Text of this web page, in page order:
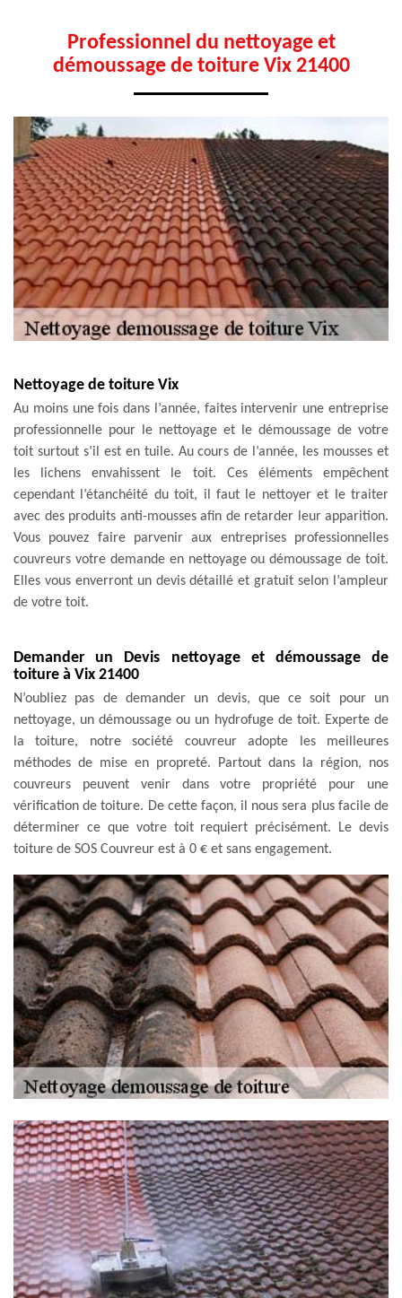
Professionnel du nettoyage et
démoussage de toiture Vix 21400
Nettoyage de toiture Vix
Au moins une fois dans l’année, faites intervenir une entreprise
professionnelle pour le nettoyage et le démoussage de votre
toit surtout s’il est en tuile. Au cours de l’année, les mousses et
les lichens envahissent le toit. Ces éléments empêchent
cependant l’étanchéité du toit, il faut le nettoyer et le traiter
avec des produits anti-mousses afin de retarder leur apparition.
Vous pouvez faire parvenir aux entreprises professionnelles
couvreurs votre demande en nettoyage ou démoussage de toit.
Elles vous enverront un devis détaillé et gratuit selon l’ampleur
de votre toit.
Demander un Devis nettoyage et démoussage de
toiture à Vix 21400
N’oubliez pas de demander un devis, que ce soit pour un
nettoyage, un démoussage ou un hydrofuge de toit. Experte de
la toiture, notre société couvreur adopte les meilleures
méthodes de mise en propreté. Partout dans la région, nos
couvreurs peuvent venir dans votre propriété pour une
vérification de toiture. De cette façon, il nous sera plus facile de
déterminer ce que votre toit requiert précisément. Le devis
toiture de SOS Couvreur est à 0 € et sans engagement.